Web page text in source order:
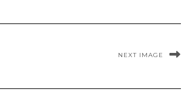
NEXT IMAGE